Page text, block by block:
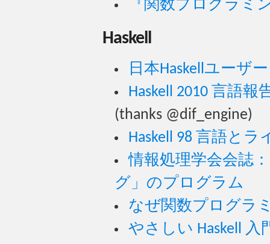
『関数プログラミ
Haskell
日本Haskellユーザ
Haskell 2010 言語報
(thanks @dif_engine)
Haskell 98 言語と
情報処理学会会誌
グ」のプログラム
なぜ関数プログラ
やさしい Haskell 入